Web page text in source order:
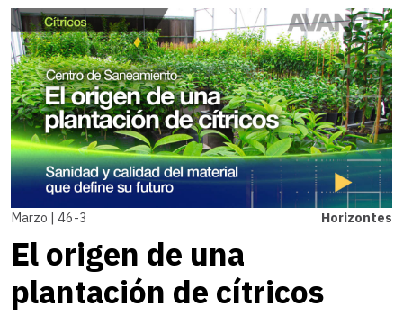
Marzo | 46-3 Horizontes
El origen de una
plantación de cítricos